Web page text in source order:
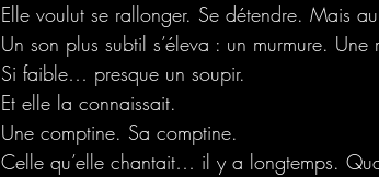
Elle voulut se rallonger. Se détendre. Mais
Un son plus subtil s’éleva : un murmure. Une
Si faible… presque un soupir.
Et elle la connaissait.
Une comptine. Sa comptine.
Celle qu’elle chantait… il y a longtemps.